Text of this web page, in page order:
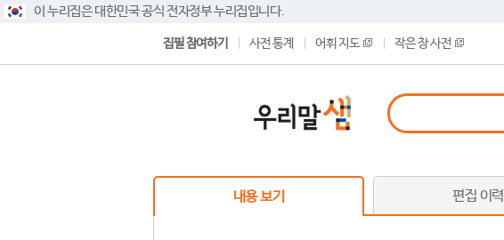
이 누리집은 대한민국 공식 전자정부 누리집입니다.
집필 참여하기 사전 통계 어휘 지도 작은 창 사전
내용 보기 편집 이력